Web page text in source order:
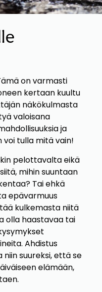
on varmasti
kertaan kuultu
näkökulmasta
valoisana
ja
voi tulla mitä vain!
pelottavalta eikä
mihin suuntaan
Tai ehkä
epävarmuus
kulkemasta niitä
olla haastavaa tai
Ahdistus
niin suureksi, että se
elämään,